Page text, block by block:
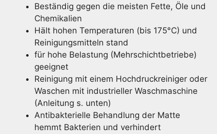
Beständig gegen die meisten Fette, Öle und
Chemikalien
Hält hohen Temperaturen (bis 175°C) und
Reinigungsmitteln stand
für hohe Belastung (Mehrschichtbetriebe)
geeignet
Reinigung mit einem Hochdruckreiniger oder
Waschen mit industrieller Waschmaschine
(Anleitung s. unten)
Antibakterielle Behandlung der Matte
hemmt Bakterien und verhindert